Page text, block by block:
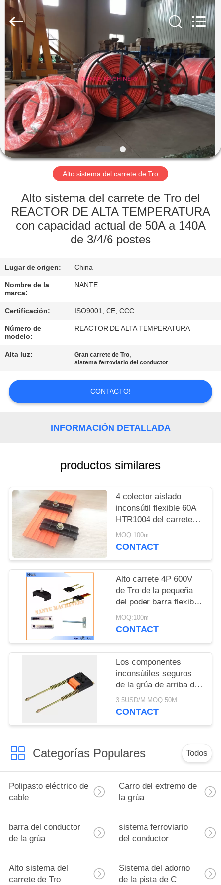
INICIO
PRODUCTOS
SOBRE
NOSOTROS
VISITA
FÁBRICA
CALIDAD
CONTÁCTENOS
SOLICITAR
UNA
COTIZACIÓN
COMPANY
PRIVACY
POLICY
Shaoxing
Nante
Lifting
Eqiupment
Co.,Ltd..
All
Rights
Reserved.
Alto sistema del carrete de Tro
Alto sistema del carrete de Tro del
REACTOR DE ALTA TEMPERATURA
con capacidad actual de 50A a 140A
de 3/4/6 postes
Lugar de origen: China
Nombre de la
marca:
NANTE
Certificación: ISO9001, CE, CCC
Número de
modelo:
REACTOR DE ALTA TEMPERATURA
Alta luz: Gran carrete de Tro,
sistema ferroviario del conductor
CONTACTO!
INFORMACIÓN DETALLADA
productos similares
4 colector aislado
inconsútil flexible 60A
HTR1004 del carrete
de poste UPVC alto Tro
MOQ:100m
CONTACT
Alto carrete 4P 600V
de Tro de la pequeña
del poder barra flexible
del conductor para las
herramientas eléctricas
MOQ:100m
CONTACT
Los componentes
inconsútiles seguros
de la grúa de arriba de
la barra de distribución
terminan el carril del
3.5USD/M MOQ:50M
CONTACT
Categorías Populares Todos
Polipasto eléctrico de
cable
Carro del extremo de
la grúa
barra del conductor
de la grúa
sistema ferroviario
del conductor
Alto sistema del
carrete de Tro
Sistema del adorno
de la pista de C